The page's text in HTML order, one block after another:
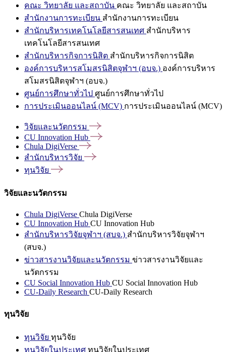
คณะ วิทยาลัย และสถาบัน คณะ วิทยาลัย และสถาบัน
สำนักงานการทะเบียน สำนักงานการทะเบียน
สำนักบริหารเทคโนโลยีสารสนเทศ สำนักบริหาร
เทคโนโลยีสารสนเทศ
สำนักบริหารกิจการนิสิต สำนักบริหารกิจการนิสิต
องค์การบริหารสโมสรนิสิตจุฬาฯ (อบจ.) องค์การบริหาร
สโมสรนิสิตจุฬาฯ (อบจ.)
ศูนย์การศึกษาทั่วไป ศูนย์การศึกษาทั่วไป
การประเมินออนไลน์ (MCV) การประเมินออนไลน์ (MCV)
วิจัยและนวัตกรรม
CU Innovation Hub
Chula DigiVerse
สำนักบริหารวิจัย
ทุนวิจัย
วิจัยและนวัตกรรม
Chula DigiVerse Chula DigiVerse
CU Innovation Hub CU Innovation Hub
สำนักบริหารวิจัยจุฬาฯ (สบจ.) สำนักบริหารวิจัยจุฬาฯ
(สบจ.)
ข่าวสารงานวิจัยและนวัตกรรม ข่าวสารงานวิจัยและ
นวัตกรรม
CU Social Innovation Hub CU Social Innovation Hub
CU-Daily Research CU-Daily Research
ทุนวิจัย
ทุนวิจัย ทุนวิจัย
ทุนวิจัยในประเทศ ทุนวิจัยในประเทศ